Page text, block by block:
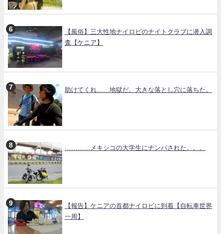
【風俗】三大性地ナイロビのナイトクラブに潜入調
査【ケニア】
助けてくれ……地獄だ。大きな落とし穴に落ちた。
…………メキシコの大学生にナンパされた。。。
【報告】ケニアの首都ナイロビに到着【自転車世界
一周】